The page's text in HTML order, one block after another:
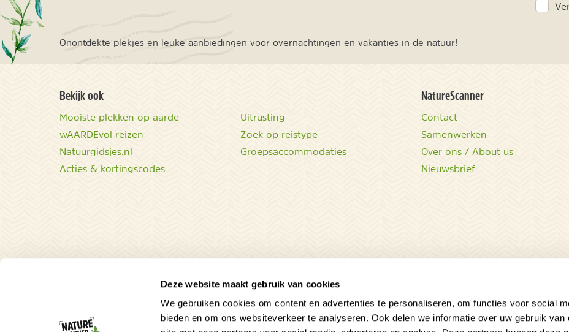
Deze website maakt gebruik van cookies
We gebruiken cookies om content en advertenties te personaliseren, om functies voor social
bieden en om ons websiteverkeer te analyseren. Ook delen we informatie over uw gebruik van
Onontdekte plekjes en leuke aanbiedingen voor overnachtingen en vakanties in de natuur!
Bekijk ook
Mooiste plekken op aarde
wAARDEvol reizen
Natuurgidsjes.nl
Acties & kortingscodes
Uitrusting
Zoek op reistype
Groepsaccommodaties
NatureScanner
Contact
Samenwerken
Over ons / About us
Nieuwsbrief